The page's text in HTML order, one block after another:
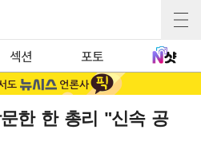
섹션 포토
한 한 총리 "신속 공